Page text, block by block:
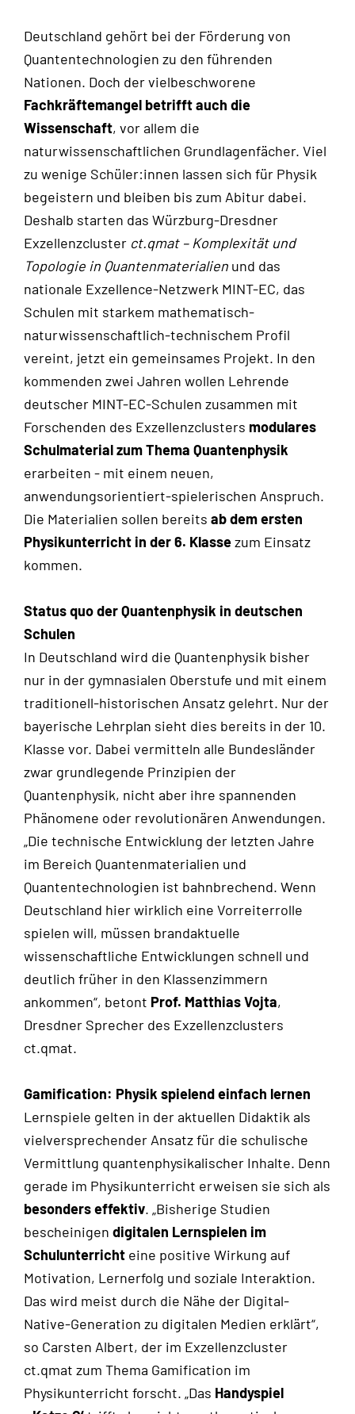
Deutschland gehört bei der Förderung von
Quantentechnologien zu den führenden
Nationen. Doch der vielbeschworene
Fachkräftemangel betrifft auch die
Wissenschaft, vor allem die
naturwissenschaftlichen Grundlagenfächer. Viel
zu wenige Schüler:innen lassen sich für Physik
begeistern und bleiben bis zum Abitur dabei.
Deshalb starten das Würzburg-Dresdner
Exzellenzcluster ct.qmat – Komplexität und
Topologie in Quantenmaterialien und das
nationale Exzellence-Netzwerk MINT-EC, das
Schulen mit starkem mathematisch-
naturwissenschaftlich-technischem Profil
vereint, jetzt ein gemeinsames Projekt. In den
kommenden zwei Jahren wollen Lehrende
deutscher MINT-EC-Schulen zusammen mit
Forschenden des Exzellenzclusters modulares
Schulmaterial zum Thema Quantenphysik
erarbeiten - mit einem neuen,
anwendungsorientiert-spielerischen Anspruch.
Die Materialien sollen bereits ab dem ersten
Physikunterricht in der 6. Klassezum Einsatz
kommen.
Status quo der Quantenphysik in deutschen
Schulen
In Deutschland wird die Quantenphysik bisher
nur in der gymnasialen Oberstufe und mit einem
traditionell-historischen Ansatz gelehrt. Nur der
bayerische Lehrplan sieht dies bereits in der 10.
Klasse vor. Dabei vermitteln alle Bundesländer
zwar grundlegende Prinzipien der
Quantenphysik, nicht aber ihre spannenden
Phänomene oder revolutionären Anwendungen.
„Die technische Entwicklung der letzten Jahre
im Bereich Quantenmaterialien und
Quantentechnologien ist bahnbrechend. Wenn
Deutschland hier wirklich eine Vorreiterrolle
spielen will, müssen brandaktuelle
wissenschaftliche Entwicklungen schnell und
deutlich früher in den Klassenzimmern
ankommen“, betont Prof. Matthias Vojta,
Dresdner Sprecher des Exzellenzclusters
ct.qmat.
Gamification: Physik spielend einfach lernen
Lernspiele gelten in der aktuellen Didaktik als
vielversprechender Ansatz für die schulische
Vermittlung quantenphysikalischer Inhalte. Denn
gerade im Physikunterricht erweisen sie sich als
besonders effektiv. „Bisherige Studien
bescheinigen digitalen Lernspielen im
Schulunterricht eine positive Wirkung auf
Motivation, Lernerfolg und soziale Interaktion.
Das wird meist durch die Nähe der Digital-
Native-Generation zu digitalen Medien erklärt“,
so Carsten Albert, der im Exzellenzcluster
ct.qmat zum Thema Gamification im
Physikunterricht forscht. „Das Handyspiel